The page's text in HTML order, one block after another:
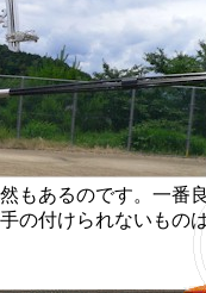
あるのです。一番
の付けられないもの